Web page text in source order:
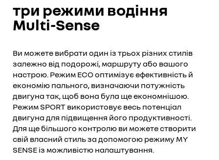
три режими водіння
Multi-Sense
Ви можете вибрати один із трьох різних стилів
залежно від подорожі, маршруту або вашого
настрою. Режим ECO оптимізує ефективність й
економію пального, визначаючи потужність
двигуна так, щоб вона була ще економнішою.
Режим SPORT використовує весь потенціал
двигуна для підвищення його продуктивності.
Для ще більшого контролю ви можете створити
свій власний стиль за допомогою режиму MY
SENSE із можливістю налаштування.